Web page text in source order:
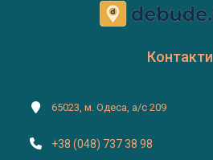
Контакти
65023, м. Одеса, а/с 209
+38 (048) 737 38 98